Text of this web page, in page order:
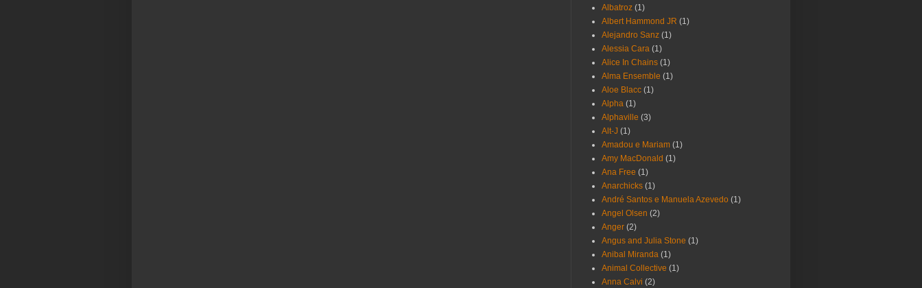
Albatroz (1)
Albert Hammond JR (1)
Alejandro Sanz (1)
Alessia Cara (1)
Alice In Chains (1)
Alma Ensemble (1)
Aloe Blacc (1)
Alpha (1)
Alphaville (3)
Alt-J (1)
Amadou e Mariam (1)
Amy MacDonald (1)
Ana Free (1)
Anarchicks (1)
André Santos e Manuela Azevedo (1)
Angel Olsen (2)
Anger (2)
Angus and Julia Stone (1)
Anibal Miranda (1)
Animal Collective (1)
Anna Calvi (2)